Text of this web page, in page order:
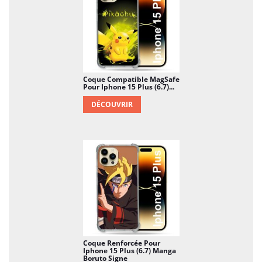
téléphone, pourquoi réfléchir ?
Coque Compatible MagSafe
Pour Iphone 15 Plus (6.7)...
DÉCOUVRIR
Coque Renforcée Pour
Iphone 15 Plus (6.7) Manga
Boruto Signe